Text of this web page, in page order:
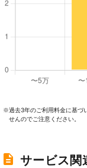
※過去3年のご利⽤料⾦に基づ
せんのでご注意ください。
サービス関